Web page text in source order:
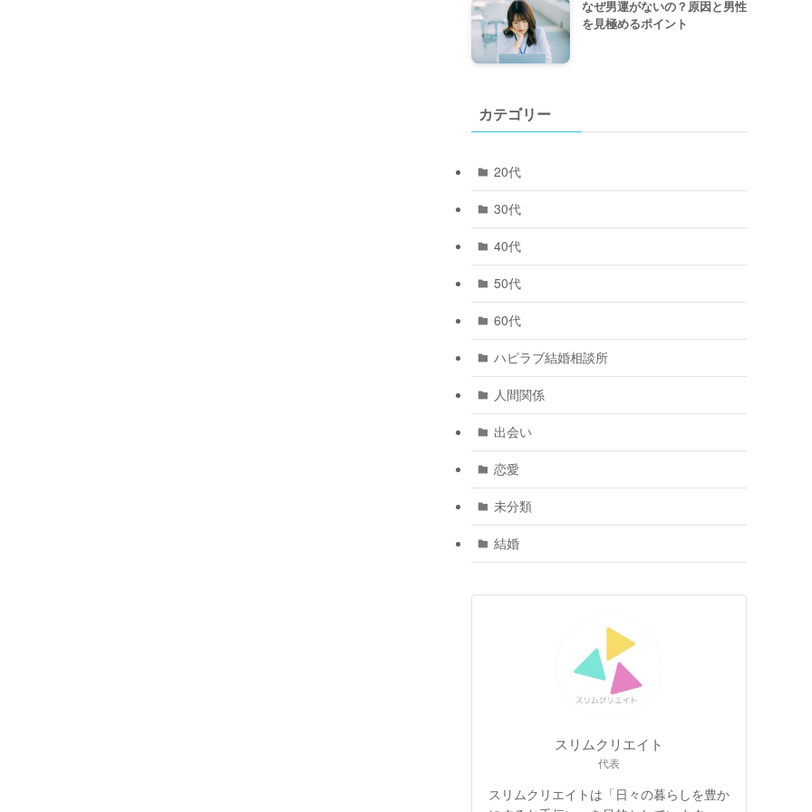
なぜ男運がないの？原因と男性
を見極めるポイント
カテゴリー
20代
30代
40代
50代
60代
ハピラブ結婚相談所
人間関係
出会い
恋愛
未分類
結婚
スリムクリエイト
代表
スリムクリエイトは「日々の暮らしを豊か